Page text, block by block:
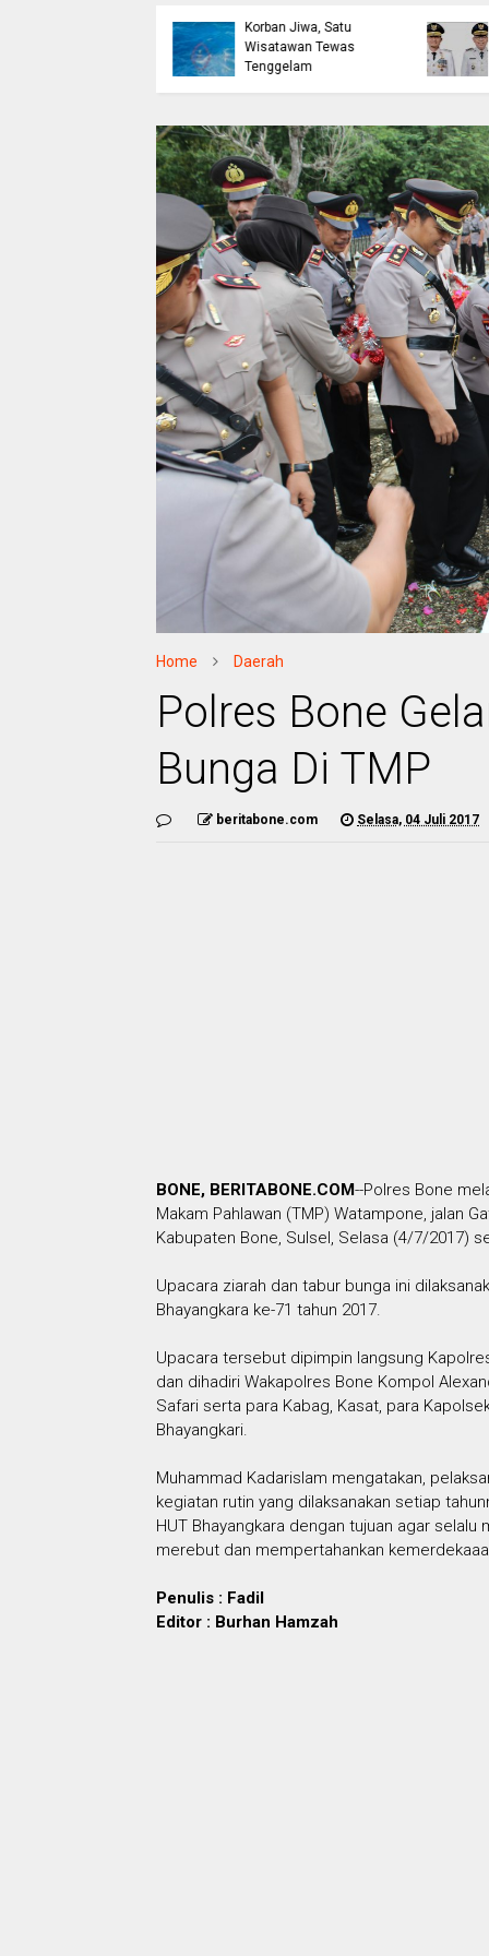
Korban Jiwa, Satu
Wisatawan Tewas
Tenggelam
Home Daerah
Polres Bone
Bunga Di TMP
beritabone.com Selasa, 04 Juli 2017
BONE, BERITABONE.COM--Polres Bone
Makam Pahlawan (TMP) Watampone, jalan
Kabupaten Bone, Sulsel, Selasa (4/7/2017)
Upacara ziarah dan tabur bunga ini
Bhayangkara ke-71 tahun 2017.
Upacara tersebut dipimpin langsung
dan dihadiri Wakapolres Bone Kompol
Safari serta para Kabag, Kasat, para
Bhayangkari.
Muhammad Kadarislam mengatakan,
kegiatan rutin yang dilaksanakan setiap
HUT Bhayangkara dengan tujuan agar
merebut dan mempertahankan
Penulis : Fadil
Editor : Burhan Hamzah